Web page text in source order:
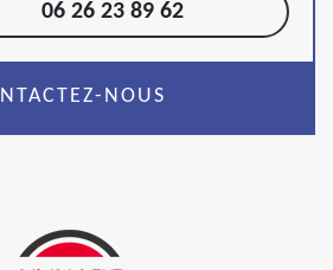
06 26 23 89 62
NOUS